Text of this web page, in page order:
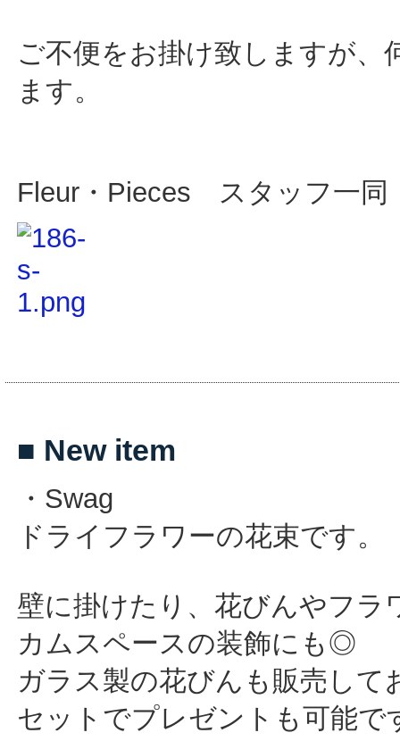
ご不便をお掛け致しますが、
ます。
Fleur・Pieces スタッフ一同
■ New item
・Swag
ドライフラワーの花束です。
壁に掛けたり、花びんやフ
カムスペースの装飾にも◎
ガラス製の花びんも販売して
セットでプレゼントも可能